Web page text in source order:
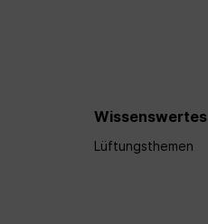
Wissenswertes
Lüftungsthemen